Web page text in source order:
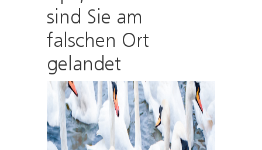
sind Sie am
falschen Ort
gelandet